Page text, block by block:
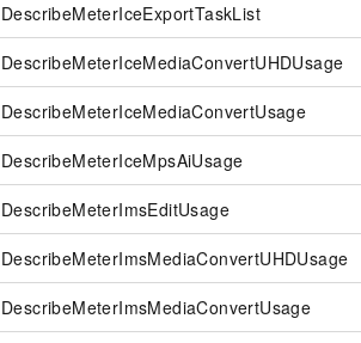
DescribeMeterIceExportTaskList
DescribeMeterIceMediaConvertUHDUsage
DescribeMeterIceMediaConvertUsage
DescribeMeterIceMpsAiUsage
DescribeMeterImsEditUsage
DescribeMeterImsMediaConvertUHDUsage
DescribeMeterImsMediaConvertUsage